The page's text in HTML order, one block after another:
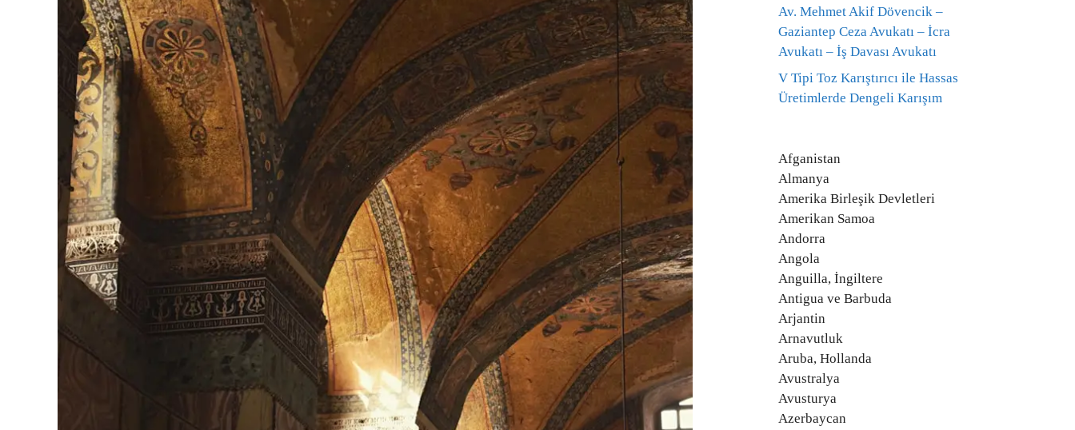
Av. Mehmet Akif Dövencik –
Gaziantep Ceza Avukatı – İcra
Avukatı – İş Davası Avukatı
V Tipi Toz Karıştırıcı ile Hassas
Üretimlerde Dengeli Karışım
Afganistan
Almanya
Amerika Birleşik Devletleri
Amerikan Samoa
Andorra
Angola
Anguilla, İngiltere
Antigua ve Barbuda
Arjantin
Arnavutluk
Aruba, Hollanda
Avustralya
Avusturya
Azerbaycan